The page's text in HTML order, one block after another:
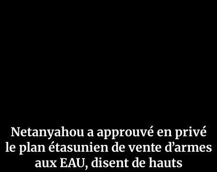
Netanyahou a approuvé en privé
le plan étasunien de vente d’armes
aux EAU, disent de hauts